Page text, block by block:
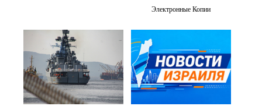
Электронные Копии